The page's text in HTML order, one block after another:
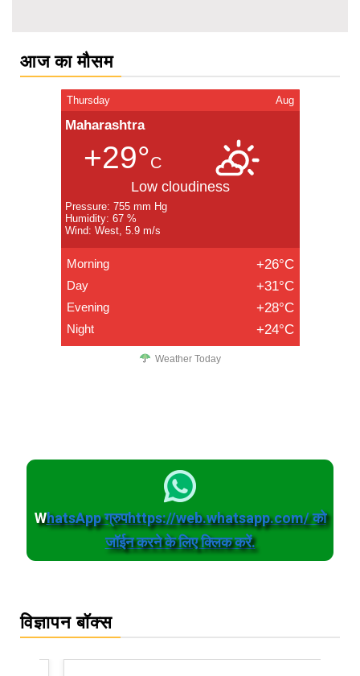
आज का मौसम
Thursday Aug
Maharashtra
+29°C
Low cloudiness
Pressure: 755 mm Hg
Humidity: 67 %
Wind: West, 5.9 m/s
Morning +26°C
Day +31°C
Evening +28°C
Night +24°C
Weather Today
WhatsApp ग्रुपhttps://web.whatsapp.com/ को
जॉईन करने के लिए क्लिक करें.
विज्ञापन बॉक्स